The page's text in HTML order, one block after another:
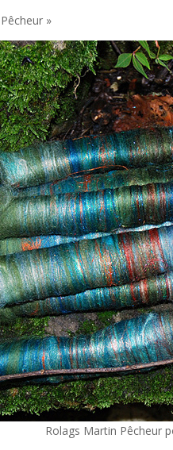
»
Rolags Martin Pêcheur